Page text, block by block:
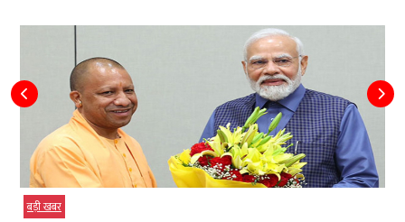
बड़ी खबर